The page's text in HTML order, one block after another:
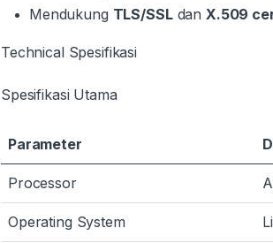
Mendukung TLS/SSLdan X.509
Technical Spesifikasi
Spesifikasi Utama
Parameter
Processor
Operating System